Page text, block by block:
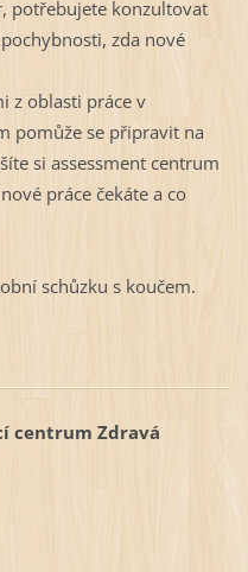
potřebujete konzultovat
zda nové
z oblasti práce v
pomůže se připravit na
si assessment centrum
práce čekáte a co
schůzku s koučem.
centrum Zdravá